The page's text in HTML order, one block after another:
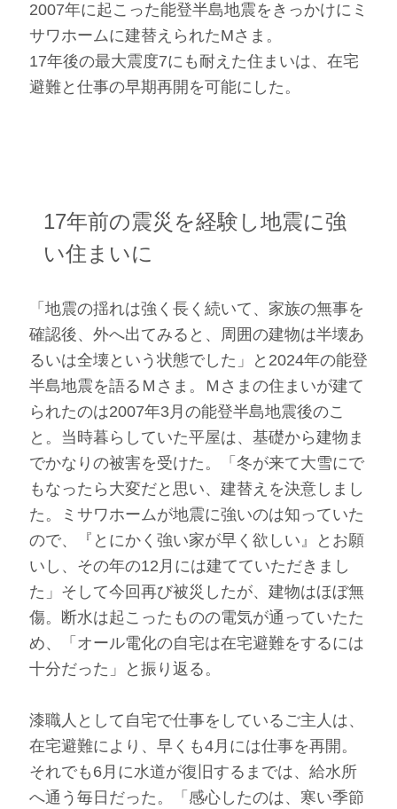
2007年に起こった能登半島地震をきっかけにミ
サワホームに建替えられたMさま。
17年後の最大震度7にも耐えた住まいは、在宅
避難と仕事の早期再開を可能にした。
17年前の震災を経験し地震に強
い住まいに
「地震の揺れは強く長く続いて、家族の無事を
確認後、外へ出てみると、周囲の建物は半壊あ
るいは全壊という状態でした」と2024年の能登
半島地震を語るＭさま。Ｍさまの住まいが建て
られたのは2007年3月の能登半島地震後のこ
と。当時暮らしていた平屋は、基礎から建物ま
でかなりの被害を受けた。「冬が来て大雪にで
もなったら大変だと思い、建替えを決意しまし
た。ミサワホームが地震に強いのは知っていた
ので、『とにかく強い家が早く欲しい』とお願
いし、その年の12月には建てていただきまし
た」そして今回再び被災したが、建物はほぼ無
傷。断水は起こったものの電気が通っていたた
め、「オール電化の自宅は在宅避難をするには
十分だった」と振り返る。
漆職人として自宅で仕事をしているご主人は、
在宅避難により、早くも4月には仕事を再開。
それでも6月に水道が復旧するまでは、給水所
へ通う毎日だった。「感心したのは、寒い季節